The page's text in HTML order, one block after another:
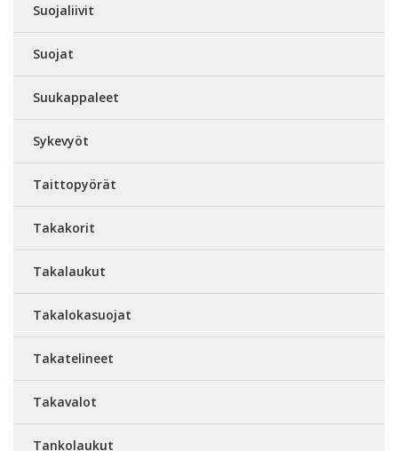
Suojaliivit
Suojat
Suukappaleet
Sykevyöt
Taittopyörät
Takakorit
Takalaukut
Takalokasuojat
Takatelineet
Takavalot
Tankolaukut